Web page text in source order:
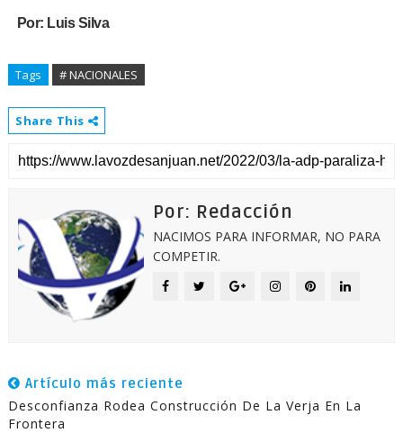
Por: Luis Silva
Tags # NACIONALES
Share This
Por: Redacción
NACIMOS PARA INFORMAR, NO PARA
COMPETIR.
Artículo más reciente
Desconfianza Rodea Construcción De La Verja En La
Frontera